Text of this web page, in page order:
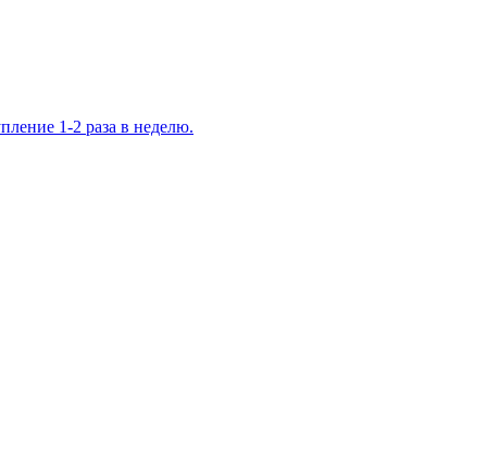
1-2 раза в неделю.